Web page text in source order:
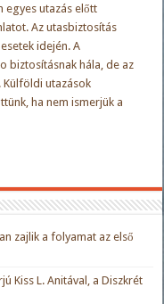
egyes utazás előtt
Az utasbiztosítás
idején. A
biztosításnak hála, de az
utazások
ha nem ismerjük a
zajlik a folyamat az első
Kiss L. Anitával, a Diszkrét